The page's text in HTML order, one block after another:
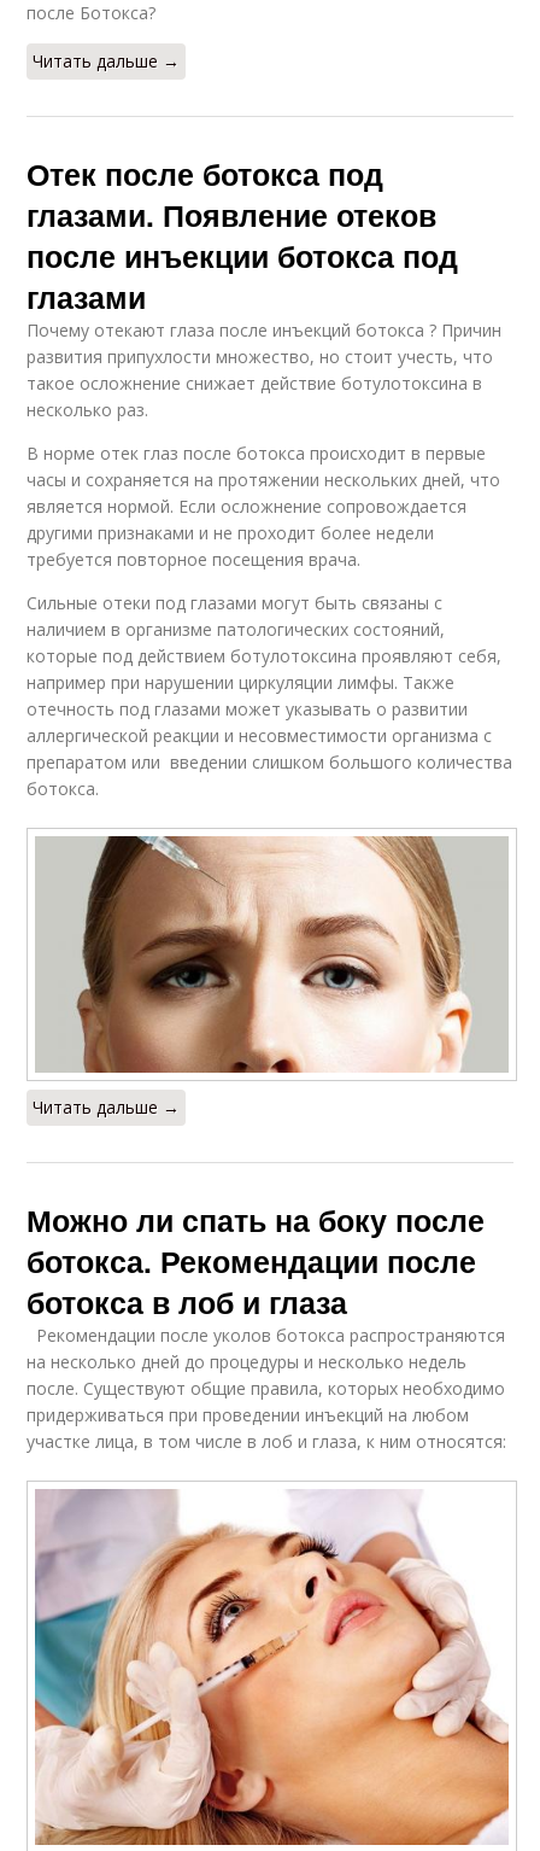
после Ботокса?
Читать дальше →
Отек после ботокса под
глазами. Появление отеков
после инъекции ботокса под
глазами
Почему отекают глаза после инъекций ботокса ? Причин
развития припухлости множество, но стоит учесть, что
такое осложнение снижает действие ботулотоксина в
несколько раз.
В норме отек глаз после ботокса происходит в первые
часы и сохраняется на протяжении нескольких дней, что
является нормой. Если осложнение сопровождается
другими признаками и не проходит более недели
требуется повторное посещения врача.
Сильные отеки под глазами могут быть связаны с
наличием в организме патологических состояний,
которые под действием ботулотоксина проявляют себя,
например при нарушении циркуляции лимфы. Также
отечность под глазами может указывать о развитии
аллергической реакции и несовместимости организма с
препаратом или введении слишком большого количества
ботокса.
Читать дальше →
Можно ли спать на боку после
ботокса. Рекомендации после
ботокса в лоб и глаза
Рекомендации после уколов ботокса распространяются
на несколько дней до процедуры и несколько недель
после. Существуют общие правила, которых необходимо
придерживаться при проведении инъекций на любом
участке лица, в том числе в лоб и глаза, к ним относятся: